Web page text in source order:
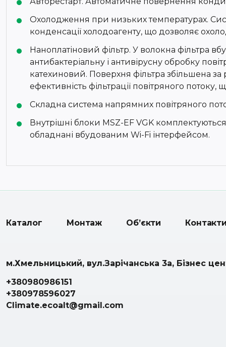
Охолодження при низьких температурах.
конденсації холодоагенту, що дозволяє
Наноплатіновий фільтр. У волокна фільтра
антибактеріальну і антивірусну обробку
катехиновий. Поверхня фільтра збільшена
ефективність фільтрації повітряного
Складна система напрямних повітряного
Внутрішні блоки MSZ-EF VGK
обладнані вбудованим Wi-Fi інтерфейсом.
Каталог Монтаж Об’єкти Контакти
м.Хмельницький, вул.Зарічанська 3а, Бізнес
+380980986151
+380978596027
Climate.ecoalt@gmail.com